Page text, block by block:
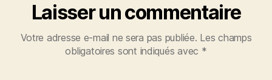
Laisser un commentaire
Votre adresse e-mail ne sera pas publiée. Les champs
obligatoires sont indiqués avec *